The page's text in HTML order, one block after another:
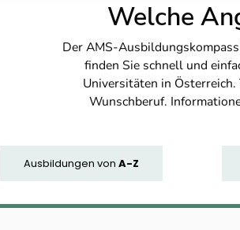
Welche
Der AMS-
finden Sie schnell und
Universitäten in
Wunschberuf.
Ausbildungen von A-Z